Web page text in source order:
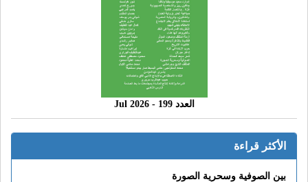
العدد 199 - 2026 Jul
الأكثر قراءة
بين الصوفية وسحرية الصورة